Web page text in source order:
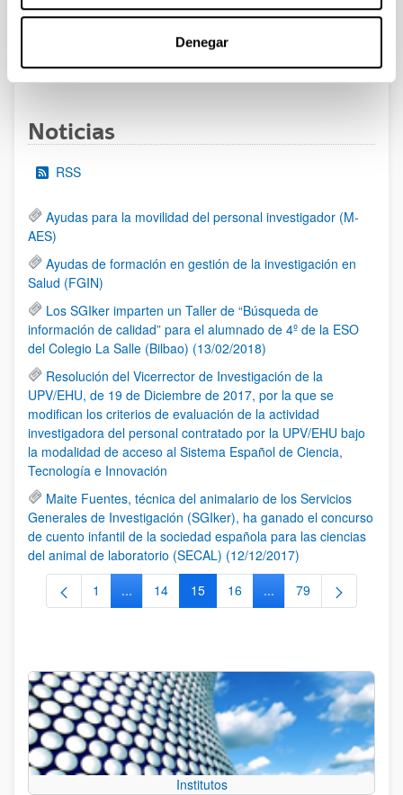
Denegar
al 30/07/2026 (ambos incluídos)
Página
1 Página
2 Página
3 ...Páginas intermedias Use TAB
Página
95
Noticias
RSS
Ayudas para la movilidad del personal investigador (M-
AES)
Ayudas de formación en gestión de la investigación en
Salud (FGIN)
Los SGIker imparten un Taller de “Búsqueda de
información de calidad” para el alumnado de 4º de la ESO
del Colegio La Salle (Bilbao) (13/02/2018)
Resolución del Vicerrector de Investigación de la
UPV/EHU, de 19 de Diciembre de 2017, por la que se
modifican los criterios de evaluación de la actividad
investigadora del personal contratado por la UPV/EHU bajo
la modalidad de acceso al Sistema Español de Ciencia,
Tecnología e Innovación
Maite Fuentes, técnica del animalario de los Servicios
Generales de Investigación (SGIker), ha ganado el concurso
de cuento infantil de la sociedad española para las ciencias
del animal de laboratorio (SECAL) (12/12/2017)
Página
1 ...Páginas intermedias Use TAB para desplazarse.
Página
14 Página
15 Página
16 ...Páginas intermedias
Página
79
Institutos